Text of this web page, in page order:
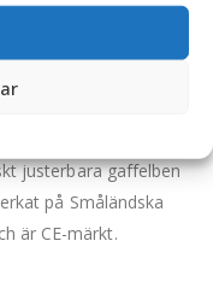
BM, kapacitet
1200 mm
justerbara gaffelben
på Småländska
är CE-märkt.